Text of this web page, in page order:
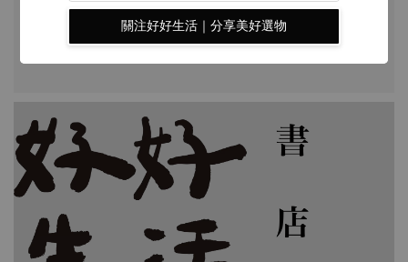
關注好好生活｜分享美好選物
SU VIDA。 Su：我們是SU VIDA私生活的主理人，我是
Su，她是V.。我們是以手打冷製皂為